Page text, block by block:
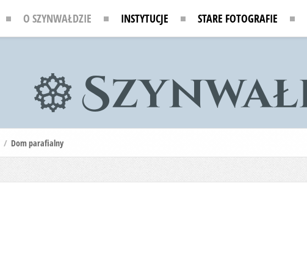
O SZYNWAŁDZIE INSTYTUCJE STARE FOTOGRAFIE
/ Dom parafialny